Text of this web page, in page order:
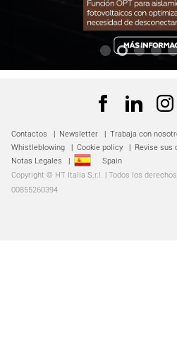
Contactos | Newsletter | Trabaja con
Whistleblowing
| Cookie policy | Revise sus
Notas Legales
|
Spain
Copyright © HT Italia S.r.l. | Todos los derechos
00855260394